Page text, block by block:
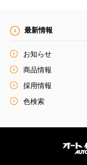
最新情報
お知らせ
商品情報
採用情報
色検索